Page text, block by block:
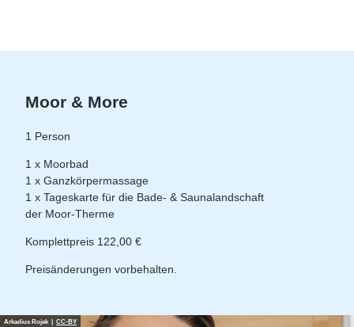
Moor & More
1 Person
1 x Moorbad
1 x Ganzkörpermassage
1 x Tageskarte für die Bade- & Saunalandschaft
der Moor-Therme
Komplettpreis 122,00 €
Preisänderungen vorbehalten.
Arkadius Rojek | CC-BY